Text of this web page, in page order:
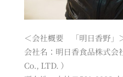
＜会社概要 「明日香野」
会社名：明日香食品株式会
Co., LTD. ）